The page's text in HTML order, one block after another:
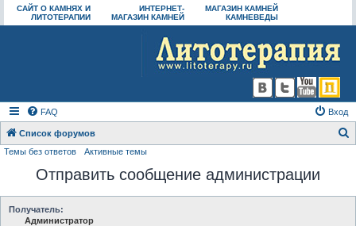
САЙТ О КАМНЯХ И
ЛИТОТЕРАПИИ
ИНТЕРНЕТ-
МАГАЗИН КАМНЕЙ
МАГАЗИН КАМНЕЙ
КАМНЕВЕДЫ
FAQ Вход
Список форумов
Темы без ответов Активные темы
Отправить сообщение администрации
Получатель:
Администратор